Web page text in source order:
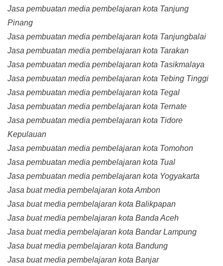
Jasa pembuatan media pembelajaran kota Tanjung
Pinang
Jasa pembuatan media pembelajaran kota Tanjungbalai
Jasa pembuatan media pembelajaran kota Tarakan
Jasa pembuatan media pembelajaran kota Tasikmalaya
Jasa pembuatan media pembelajaran kota Tebing Tinggi
Jasa pembuatan media pembelajaran kota Tegal
Jasa pembuatan media pembelajaran kota Ternate
Jasa pembuatan media pembelajaran kota Tidore
Kepulauan
Jasa pembuatan media pembelajaran kota Tomohon
Jasa pembuatan media pembelajaran kota Tual
Jasa pembuatan media pembelajaran kota Yogyakarta
Jasa buat media pembelajaran kota Ambon
Jasa buat media pembelajaran kota Balikpapan
Jasa buat media pembelajaran kota Banda Aceh
Jasa buat media pembelajaran kota Bandar Lampung
Jasa buat media pembelajaran kota Bandung
Jasa buat media pembelajaran kota Banjar